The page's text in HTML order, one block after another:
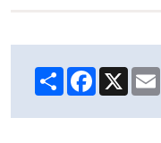
ShareFacebook
X